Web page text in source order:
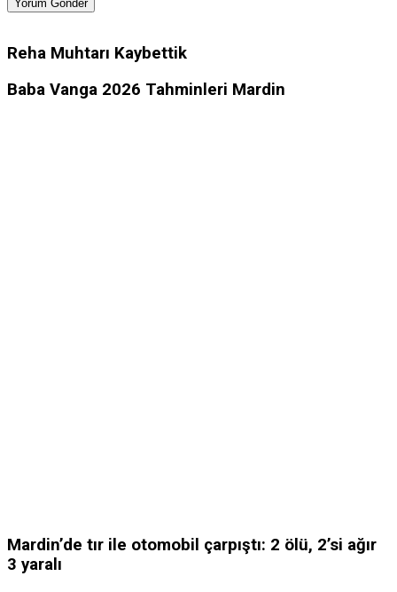
Yorum Gönder
Reha Muhtarı Kaybettik
Baba Vanga 2026 Tahminleri Mardin
Mardin’de tır ile otomobil çarpıştı: 2 ölü, 2’si ağır
3 yaralı